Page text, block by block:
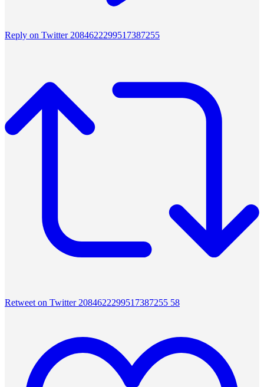
Reply on Twitter 2084622299517387255
Retweet on Twitter 2084622299517387255 58